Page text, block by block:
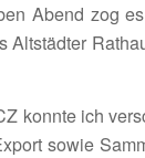
Abend zog
Altstädter
konnte ich
sowie